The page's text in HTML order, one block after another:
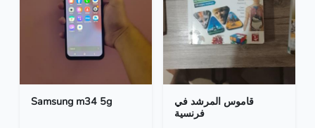
Samsung m34 5g
قاموس المرشد في
فرنسية